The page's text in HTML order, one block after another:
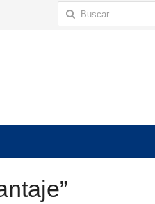
Buscar: